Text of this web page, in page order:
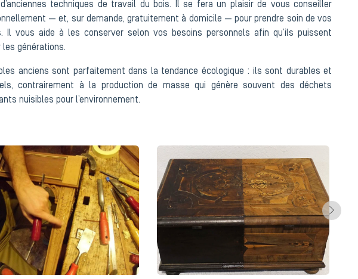
techniques de travail du bois. Il se fera un plaisir de vous conseiller
— et, sur demande, gratuitement à domicile — pour prendre soin de vos
Il vous aide à les conserver selon vos besoins personnels afin qu’ils puissent
les générations.
anciens sont parfaitement dans la tendance écologique : ils sont durables et
contrairement à la production de masse qui génère souvent des déchets
nuisibles pour l’environnement.